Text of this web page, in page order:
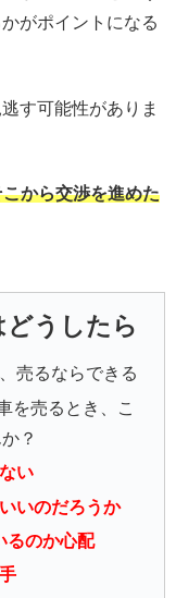
がポイントになる
す可能性がありま
から交渉を進めた
どうしたら
売るならできる
を売るとき、こ
？
い
いのだろうか
るのか心配